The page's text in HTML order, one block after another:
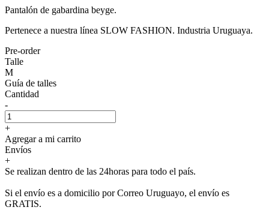
Pantalón de gabardina beyge.
Pertenece a nuestra línea SLOW FASHION. Industria Uruguaya.
Pre-order
Talle
M
Guía de talles
Cantidad
-
+
Agregar a mi carrito
Envíos
+
Se realizan dentro de las 24horas para todo el país.
Si el envío es a domicilio por Correo Uruguayo, el envío es
GRATIS.